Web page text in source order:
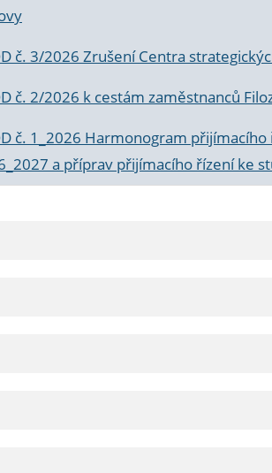
č. 3/2026 Zrušení Centra
č. 2/2026 k cestám zaměstnanců
č. 1_2026 Harmonogram
a příprav přijímacího řízení ke